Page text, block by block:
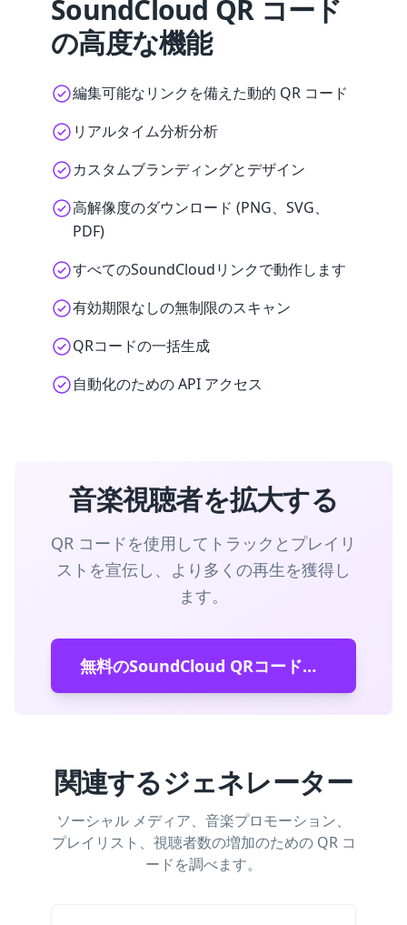
SoundCloud QR コード
の高度な機能
編集可能なリンクを備えた動的 QR コード
リアルタイム分析分析
カスタムブランディングとデザイン
高解像度のダウンロード (PNG、SVG、
PDF)
すべてのSoundCloudリンクで動作します
有効期限なしの無制限のスキャン
QRコードの一括生成
自動化のための API アクセス
音楽視聴者を拡大する
QR コードを使用してトラックとプレイリ
ストを宣伝し、より多くの再生を獲得し
ます。
無料のSoundCloud QRコードを作成する
関連するジェネレーター
ソーシャル メディア、音楽プロモーション、
プレイリスト、視聴者数の増加のための QR コ
ードを調べます。